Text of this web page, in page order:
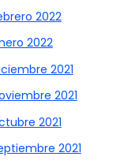
2022
2022
2021
2021
2021
2021